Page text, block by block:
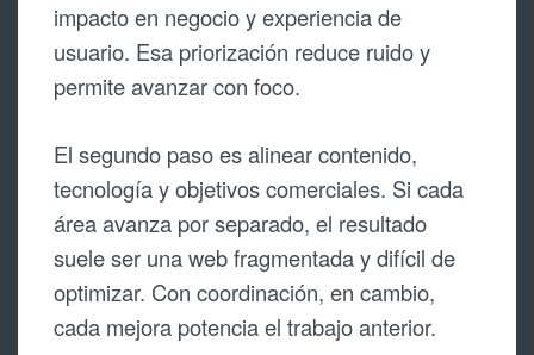
impacto en negocio y experiencia de
usuario. Esa priorización reduce ruido y
permite avanzar con foco.
El segundo paso es alinear contenido,
tecnología y objetivos comerciales. Si cada
área avanza por separado, el resultado
suele ser una web fragmentada y difícil de
optimizar. Con coordinación, en cambio,
cada mejora potencia el trabajo anterior.